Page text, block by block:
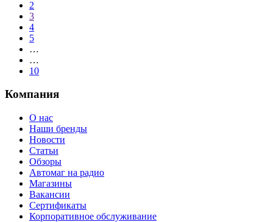
2
3
4
5
…
…
10
Компания
О нас
Наши бренды
Новости
Статьи
Обзоры
Автомаг на радио
Магазины
Вакансии
Сертификаты
Корпоративное обслуживание